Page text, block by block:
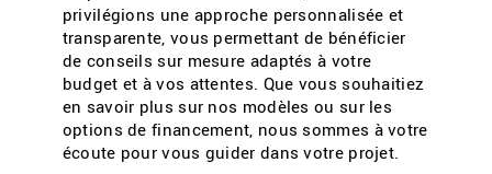
privilégions une approche personnalisée et
transparente, vous permettant de bénéficier
de conseils sur mesure adaptés à votre
budget et à vos attentes. Que vous souhaitiez
en savoir plus sur nos modèles ou sur les
options de financement, nous sommes à votre
écoute pour vous guider dans votre projet.